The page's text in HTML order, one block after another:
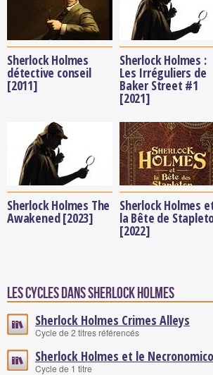
Sherlock Holmes
détective conseil
[2011]
Sherlock Holmes :
Les Irréguliers de
Baker Street #1
[2021]
Sherlock Holmes The
Awakened [2023]
Sherlock Holmes
la Bête de
[2022]
Les cycles dans Sherlock Holmes
Sherlock Holmes Crimes Alleys
Cycle de 2 titres référencés
Sherlock Holmes et le
Cycle de 1 titre